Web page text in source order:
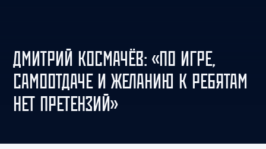
ДМИТРИЙ КОСМАЧЁВ: «ПО ИГРЕ,
САМООТДАЧЕ И ЖЕЛАНИЮ К РЕБЯТАМ
НЕТ ПРЕТЕНЗИЙ»